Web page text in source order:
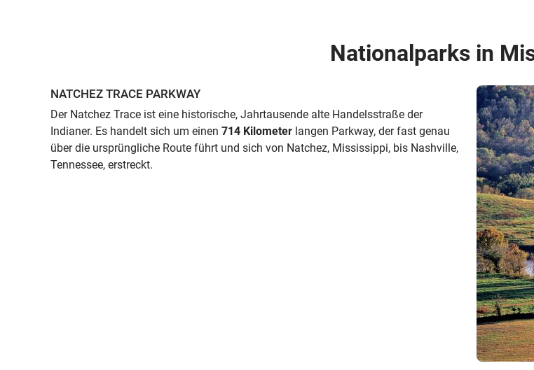
Nationalparks in
NATCHEZ TRACE PARKWAY
Der Natchez Trace ist eine historische, Jahrtausende alte Handelsstraße der
Indianer. Es handelt sich um einen 714 Kilometer langen Parkway, der fast genau
über die ursprüngliche Route führt und sich von Natchez, Mississippi, bis Nashville,
Tennessee, erstreckt.